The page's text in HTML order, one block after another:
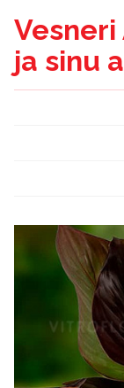
ja sinu